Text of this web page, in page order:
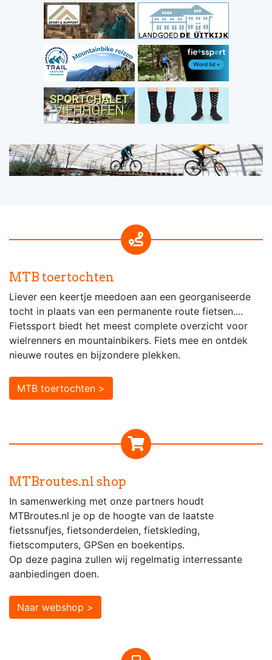
MTB toertochten
Liever een keertje meedoen aan een georganiseerde
tocht in plaats van een permanente route fietsen....
Fietssport biedt het meest complete overzicht voor
wielrenners en mountainbikers. Fiets mee en ontdek
nieuwe routes en bijzondere plekken.
MTB toertochten >
MTBroutes.nl shop
In samenwerking met onze partners houdt
MTBroutes.nl je op de hoogte van de laatste
fietssnufjes, fietsonderdelen, fietskleding,
fietscomputers, GPSen en boekentips.
Op deze pagina zullen wij regelmatig interressante
aanbiedingen doen.
Naar webshop >